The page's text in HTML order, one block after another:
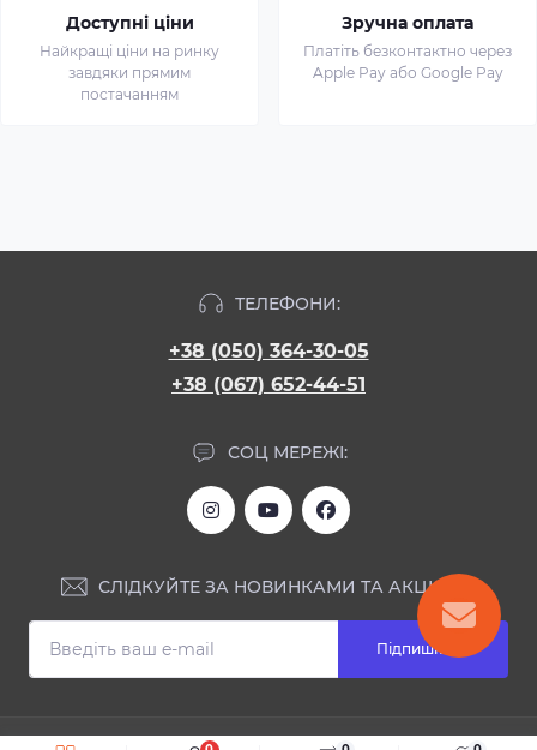
Доступні ціни
Найкращі ціни на ринку
завдяки прямим
постачанням
Зручна оплата
Платіть безконтактно через
Apple Pay або Google Pay
ТЕЛЕФОНИ:
+38 (050) 364-30-05
+38 (067) 652-44-51
СОЦ МЕРЕЖІ:
СЛІДКУЙТЕ ЗА НОВИНКАМИ ТА АКЦІЯМИ:
Підпишіться